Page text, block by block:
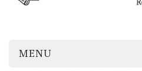
MENU